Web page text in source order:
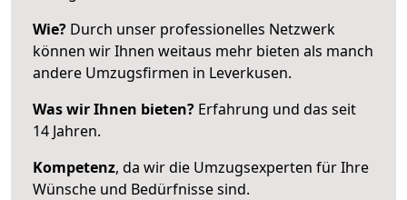
Wie? Durch unser professionelles Netzwerk
können wir Ihnen weitaus mehr bieten als manch
andere Umzugsfirmen in Leverkusen.
Was wir Ihnen bieten? Erfahrung und das seit
14 Jahren.
Kompetenz, da wir die Umzugsexperten für Ihre
Wünsche und Bedürfnisse sind.